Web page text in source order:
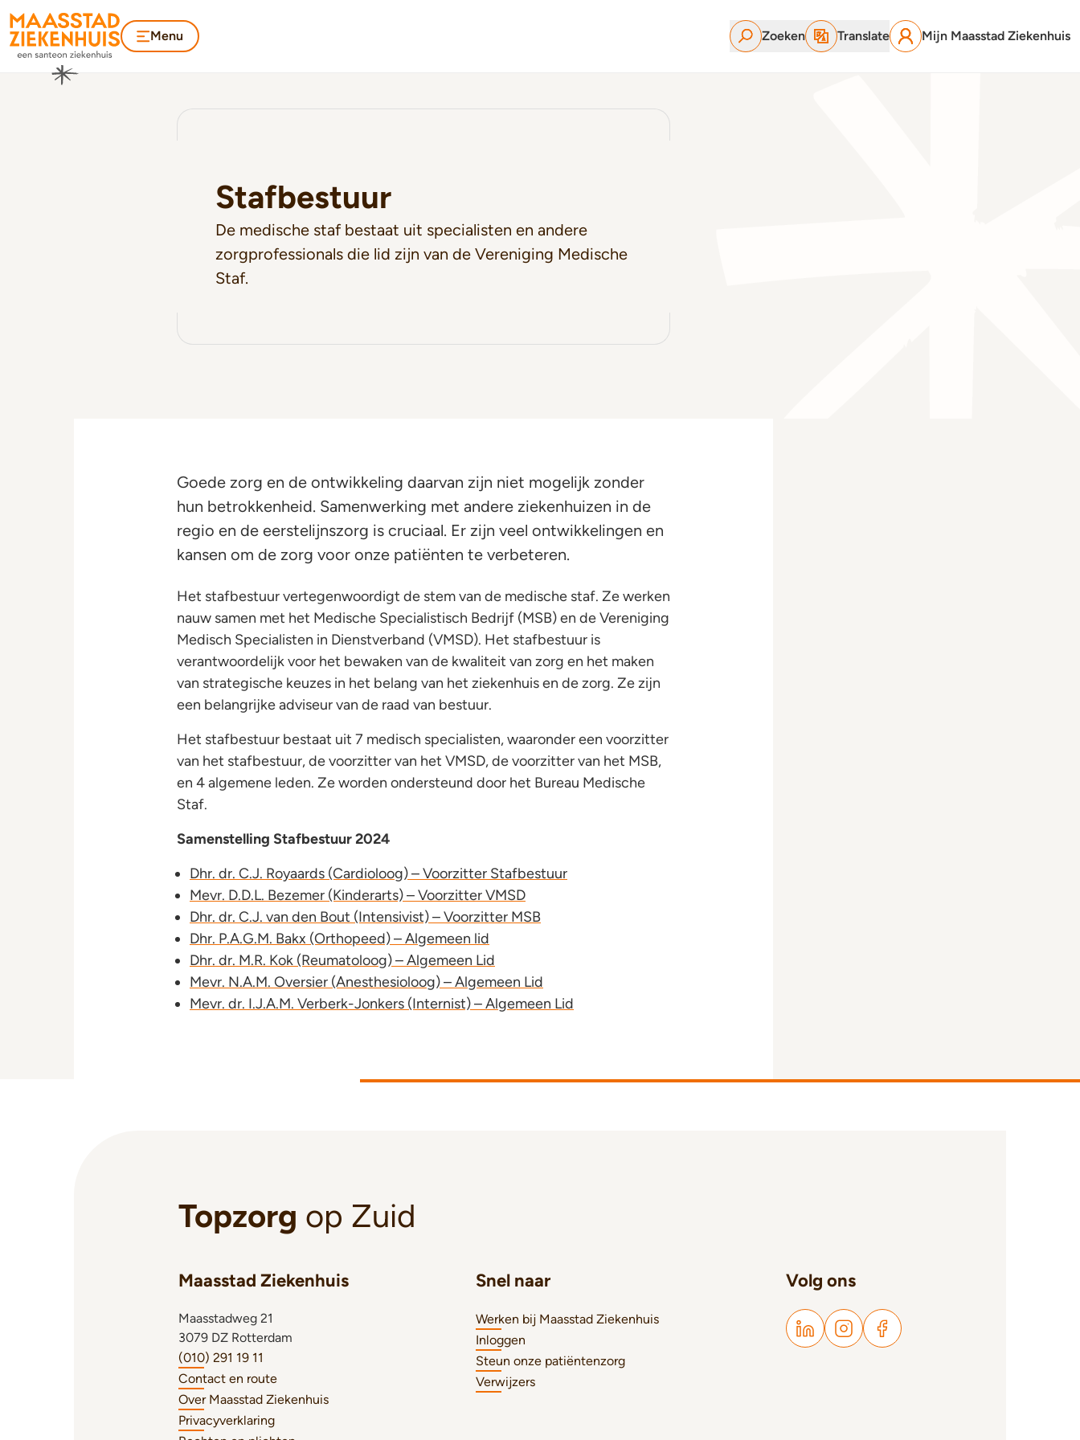
Menu Zoeken Translate Mijn Maasstad Ziekenhuis
Stafbestuur
De medische staf bestaat uit specialisten en andere
zorgprofessionals die lid zijn van de Vereniging Medische
Staf.
Goede zorg en de ontwikkeling daarvan zijn niet mogelijk zonder
hun betrokkenheid. Samenwerking met andere ziekenhuizen in de
regio en de eerstelijnszorg is cruciaal. Er zijn veel ontwikkelingen en
kansen om de zorg voor onze patiënten te verbeteren.
Het stafbestuur vertegenwoordigt de stem van de medische staf. Ze werken
nauw samen met het Medische Specialistisch Bedrijf (MSB) en de Vereniging
Medisch Specialisten in Dienstverband (VMSD). Het stafbestuur is
verantwoordelijk voor het bewaken van de kwaliteit van zorg en het maken
van strategische keuzes in het belang van het ziekenhuis en de zorg. Ze zijn
een belangrijke adviseur van de raad van bestuur.
Het stafbestuur bestaat uit 7 medisch specialisten, waaronder een voorzitter
van het stafbestuur, de voorzitter van het VMSD, de voorzitter van het MSB,
en 4 algemene leden. Ze worden ondersteund door het Bureau Medische
Staf.
Samenstelling Stafbestuur 2024
Dhr. dr. C.J. Royaards (Cardioloog) – Voorzitter Stafbestuur
Mevr. D.D.L. Bezemer (Kinderarts) – Voorzitter VMSD
Dhr. dr. C.J. van den Bout (Intensivist) – Voorzitter MSB
Dhr. P.A.G.M. Bakx (Orthopeed) – Algemeen lid
Dhr. dr. M.R. Kok (Reumatoloog) – Algemeen Lid
Mevr. N.A.M. Oversier (Anesthesioloog) – Algemeen Lid
Mevr. dr. I.J.A.M. Verberk-Jonkers (Internist) – Algemeen Lid
Topzorg op Zuid
Maasstad Ziekenhuis
Maasstadweg 21
3079 DZ Rotterdam
(010) 291 19 11
Contact en route
Over Maasstad Ziekenhuis
Privacyverklaring
Snel naar
Werken bij Maasstad Ziekenhuis
Inloggen
Steun onze patiëntenzorg
Verwijzers
Volg ons